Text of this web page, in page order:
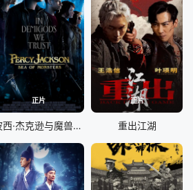
正片
波西·杰克逊与魔兽之海
正片
重出江湖